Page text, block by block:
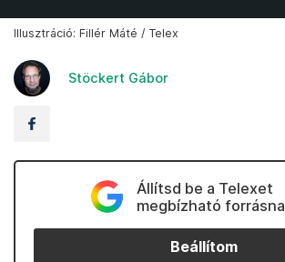
Illusztráció: Fillér Máté / Telex
Stöckert Gábor
Állítsd be a Telexet
megbízható
Beállítom